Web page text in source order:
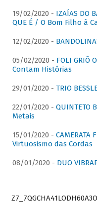
19/02/2020 - IZAÍAS DO
QUE É / O Bom Filho à
12/02/2020 -
05/02/2020 - FOLI GRIÔ
Contam Histórias
29/01/2020 - TRIO
22/01/2020 - QUINTETO
Metais
15/01/2020 -
Virtuosismo das Cordas
08/01/2020 - DUO